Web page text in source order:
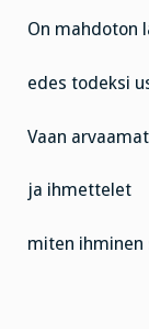
On mahdoton
edes todeksi
Vaan
ja ihmettelet
miten ihminen